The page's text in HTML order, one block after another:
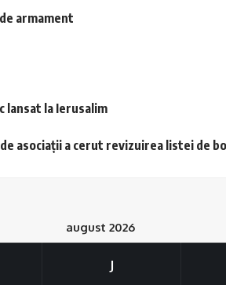
armament
lansat la Ierusalim
asociații a cerut revizuirea listei de
august 2026
J